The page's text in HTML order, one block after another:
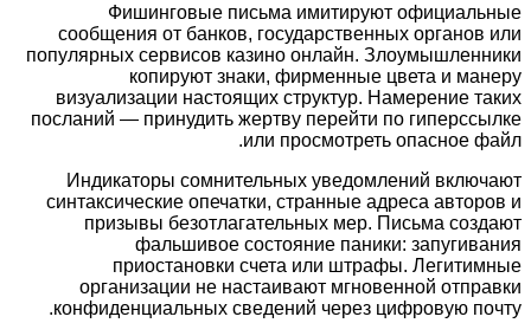
Фишинговые письма имитируют официальные
сообщения от банков, государственных органов или
популярных сервисов казино онлайн. Злоумышленники
копируют знаки, фирменные цвета и манеру
визуализации настоящих структур. Намерение таких
посланий — принудить жертву перейти по гиперссылке
или просмотреть опасное файл.
Индикаторы сомнительных уведомлений включают
синтаксические опечатки, странные адреса авторов и
призывы безотлагательных мер. Письма создают
фальшивое состояние паники: запугивания
приостановки счета или штрафы. Легитимные
организации не настаивают мгновенной отправки
конфиденциальных сведений через цифровую почту.